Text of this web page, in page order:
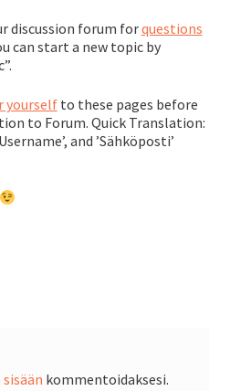
discussion forum forquestions
can start a new topic by
yourselfto these pages before
to Forum. Quick Translation:
and ’Sähköposti’
kommentoidaksesi.